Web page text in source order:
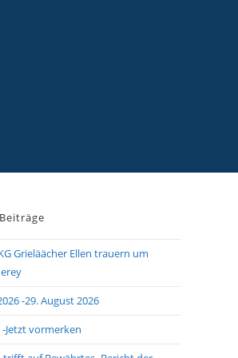
Grieläächer Ellen trauern um
-29. August 2026
Jetzt vormerken